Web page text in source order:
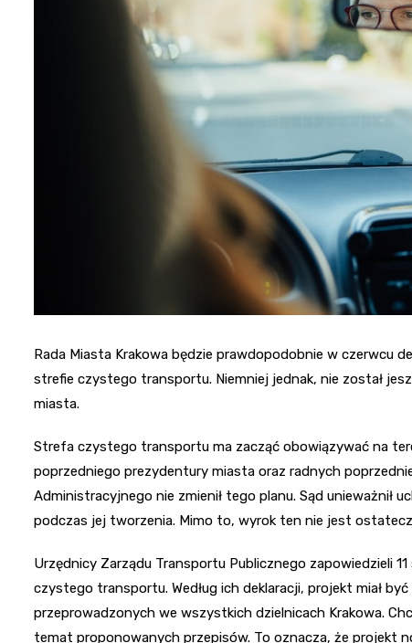
Rada Miasta Krakowa będzie prawdopodobnie w czerwcu
strefie czystego transportu. Niemniej jednak, nie został
miasta.
Strefa czystego transportu ma zacząć obowiązywać na
poprzedniego prezydentury miasta oraz radnych
Administracyjnego nie zmienił tego planu. Sąd unieważnił
podczas jej tworzenia. Mimo to, wyrok ten nie jest
Urzędnicy Zarządu Transportu Publicznego zapowiedzieli
czystego transportu. Według ich deklaracji, projekt miał
przeprowadzonych we wszystkich dzielnicach Krakowa.
temat proponowanych przepisów. To oznacza, że projekt